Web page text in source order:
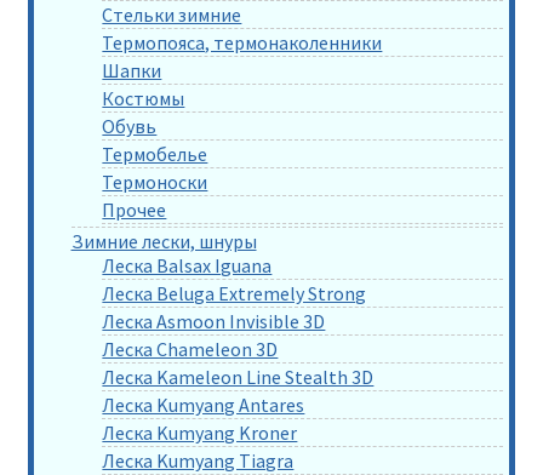
Стельки зимние
Термопояса, термонаколенники
Шапки
Костюмы
Обувь
Термобелье
Термоноски
Прочее
Зимние лески, шнуры
Леска Balsax Iguana
Леска Beluga Extremely Strong
Леска Asmoon Invisible 3D
Леска Chameleon 3D
Леска Kameleon Line Stealth 3D
Леска Kumyang Antares
Леска Kumyang Kroner
Леска Kumyang Tiagra